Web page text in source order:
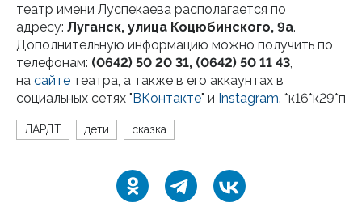
театр имени Луспекаева располагается по
адресу: Луганск, улица Коцюбинского, 9а.
Дополнительную информацию можно получить по
телефонам: (0642) 50 20 31, (0642) 50 11 43,
на сайте театра, а также в его аккаунтах в
социальных сетях "ВКонтакте" и Instagram. *к16*к29*п
ЛАРДТ дети сказка